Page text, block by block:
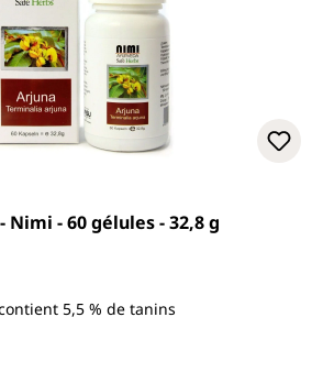
sur 5 étoiles
Nimi - 60 gélules - 32,8 g
5,5 % de tanins